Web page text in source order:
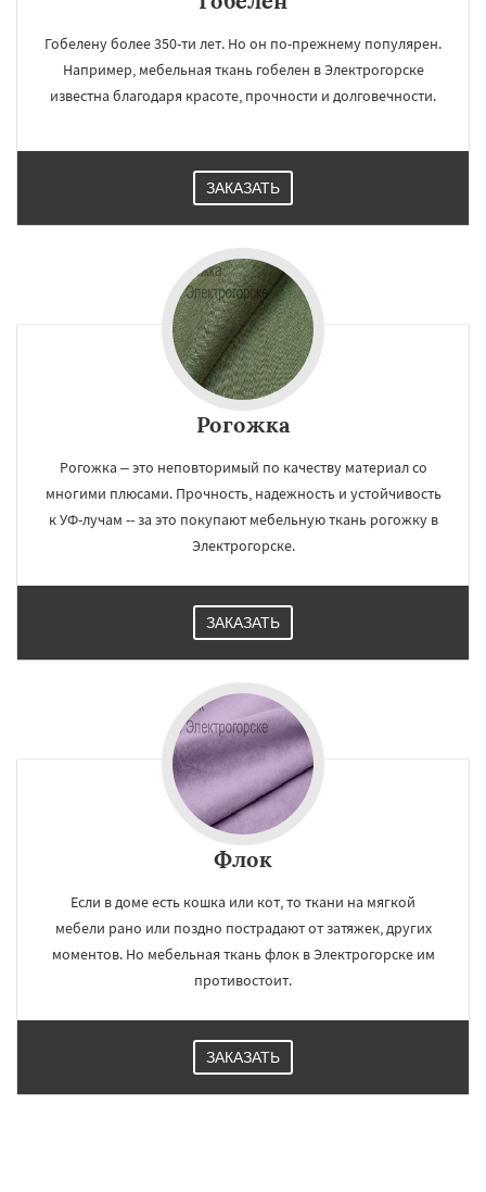
Гобелену более 350-ти лет. Но он по-прежнему популярен.
Например, мебельная ткань гобелен в Электрогорске
известна благодаря красоте, прочности и долговечности.
ЗАКАЗАТЬ
Рогожка
Рогожка – это неповторимый по качеству материал со
многими плюсами. Прочность, надежность и устойчивость
к УФ-лучам -- за это покупают мебельную ткань рогожку в
Электрогорске.
ЗАКАЗАТЬ
Флок
Если в доме есть кошка или кот, то ткани на мягкой
мебели рано или поздно пострадают от затяжек, других
моментов. Но мебельная ткань флок в Электрогорске им
противостоит.
ЗАКАЗАТЬ